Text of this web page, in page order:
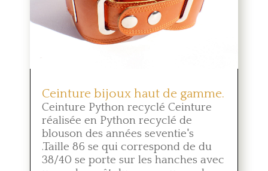
Ceinture bijoux haut de gamme.
Ceinture Python recyclé Ceinture
réalisée en Python recyclé de
blouson des années seventie's
.Taille 86 se qui correspond de du
38/40 se porte sur les hanches avec